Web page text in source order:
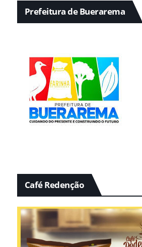
Prefeitura de Buerarema
Café Redenção